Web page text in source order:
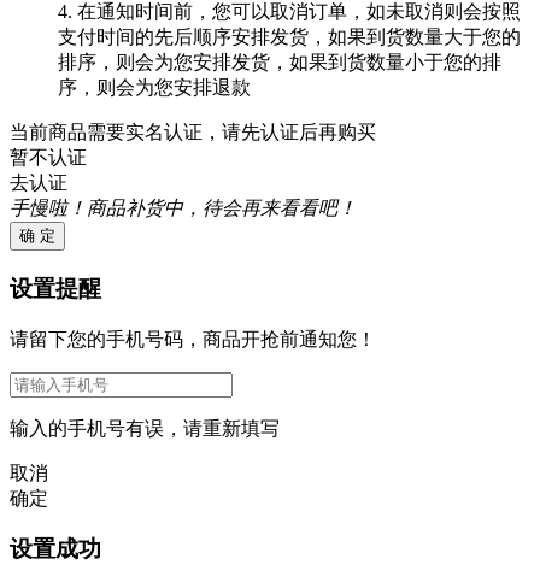
4. 在通知时间前，您可以取消订单，如未取消则会按照
支付时间的先后顺序安排发货，如果到货数量大于您的
排序，则会为您安排发货，如果到货数量小于您的排
序，则会为您安排退款
当前商品需要实名认证，请先认证后再购买
暂不认证
去认证
手慢啦！商品补货中，待会再来看看吧！
确 定
设置提醒
请留下您的手机号码，商品开抢前通知您！
输入的手机号有误，请重新填写
取消
确定
设置成功